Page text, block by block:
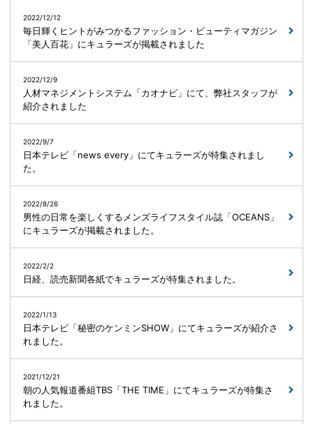
2022/12/12
毎日輝くヒントがみつかるファッション・ビューティマガジン
「美人百花」にキュラーズが掲載されました
2022/12/9
人材マネジメントシステム「カオナビ」にて、弊社スタッフが
紹介されました
2022/9/7
日本テレビ「news every」にてキュラーズが特集されまし
た。
2022/8/26
男性の日常を楽しくするメンズライフスタイル誌「OCEANS」
にキュラーズが掲載されました。
2022/2/2
日経、読売新聞各紙でキュラーズが特集されました。
2022/1/13
日本テレビ「秘密のケンミンSHOW」にてキュラーズが紹介さ
れました。
2021/12/21
朝の人気報道番組TBS「THE TIME」にてキュラーズが特集さ
れました。